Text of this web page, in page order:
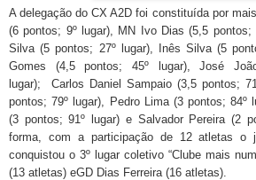
A delegação do CX A2D foi constituída por
(6 pontos; 9º lugar), MN Ivo Dias (5,5 pontos;
Silva (5 pontos; 27º lugar), Inês Silva (5
Gomes (4,5 pontos; 45º lugar), José
lugar); Carlos Daniel Sampaio (3,5 pontos;
pontos; 79º lugar), Pedro Lima (3 pontos; 84º
(3 pontos; 91º lugar) e Salvador Pereira (2
forma, com a participação de 12 atletas o
conquistou o 3º lugar coletivo “Clube mais
(13 atletas) eGD Dias Ferreira (16 atletas).